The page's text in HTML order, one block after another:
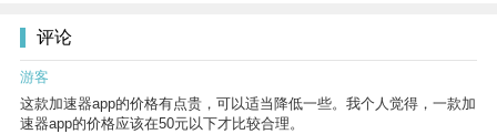
评论
游客
这款加速器app的价格有点贵，可以适当降低一些。我个人觉得，一款加
速器app的价格应该在50元以下才比较合理。